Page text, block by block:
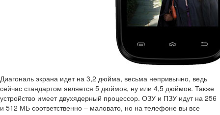
Диагональ экрана идет на 3,2 дюйма, весьма непривычно, ведь
сейчас стандартом является 5 дюймов, ну или 4,5 дюймов. Также
устройство имеет двухядерный процессор. ОЗУ и ПЗУ идут на 256
и 512 МБ соответственно – маловато, но на телефоне вы все